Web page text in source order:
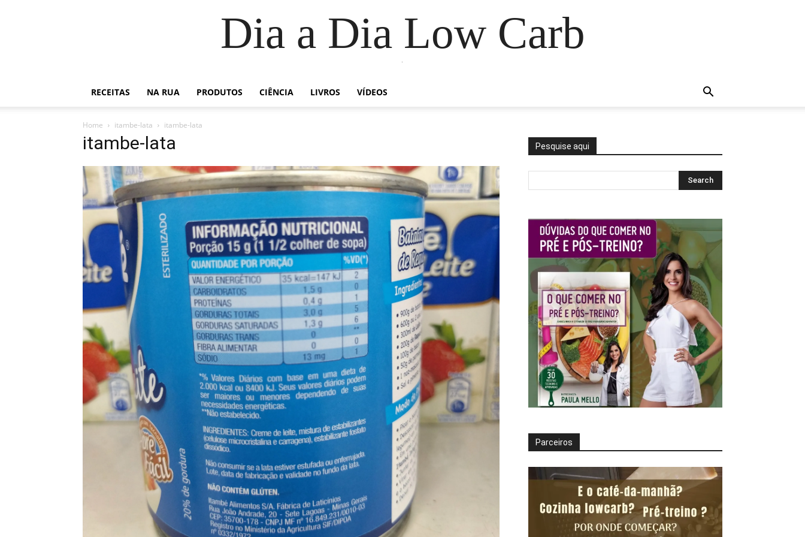
Dia a Dia Low Carb
RECEITAS NA RUA PRODUTOS CIÊNCIA LIVROS VÍDEOS
Home itambe-lata itambe-lata
itambe-lata Pesquise aqui
Parceiros